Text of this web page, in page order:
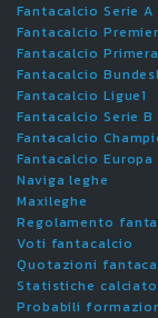
Fantacalcio Serie A
Fantacalcio
Fantacalcio
Fantacalcio
Fantacalcio Ligue1
Fantacalcio Serie B
Fantacalcio
Fantacalcio Europa
Naviga leghe
Maxileghe
Regolamento
Voti fantacalcio
Quotazioni
Statistiche
Probabili